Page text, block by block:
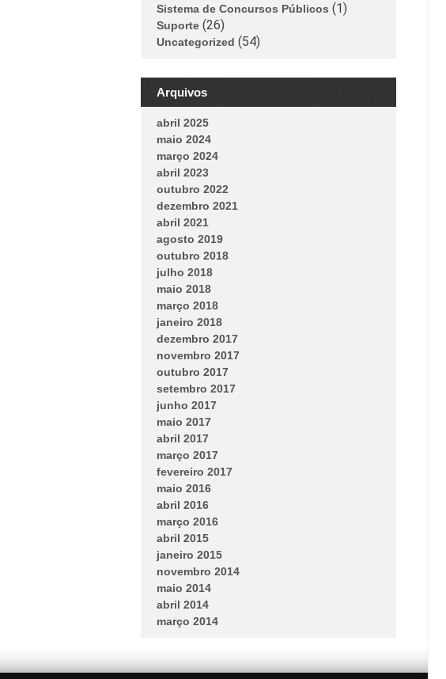
Sistema de Concursos Públicos (1)
Suporte(26)
Uncategorized (54)
Arquivos
abril 2025
maio 2024
março 2024
abril 2023
outubro 2022
dezembro 2021
abril 2021
agosto 2019
outubro 2018
julho 2018
maio 2018
março 2018
janeiro 2018
dezembro 2017
novembro 2017
outubro 2017
setembro 2017
junho 2017
maio 2017
abril 2017
março 2017
fevereiro 2017
maio 2016
abril 2016
março 2016
abril 2015
janeiro 2015
novembro 2014
maio 2014
abril 2014
março 2014